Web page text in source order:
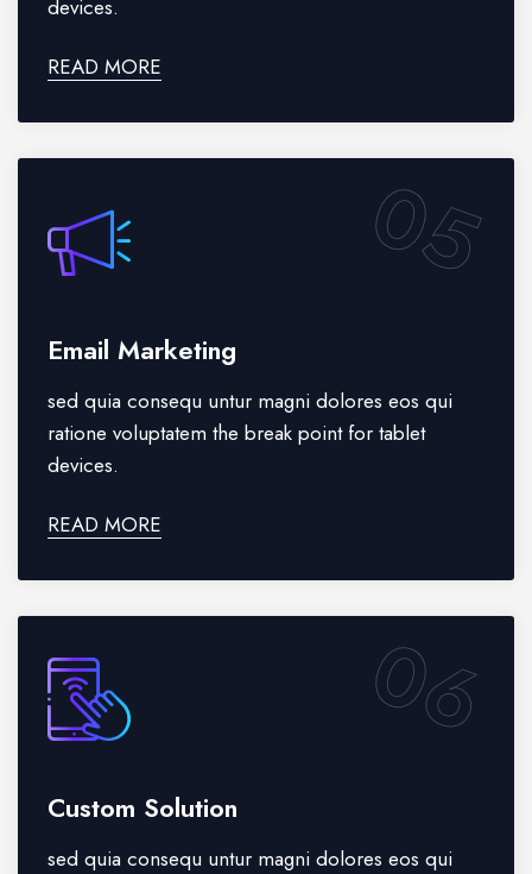
devices.
READ MORE
05
Email Marketing
sed quia consequ untur magni dolores eos qui
ratione voluptatem the break point for tablet
devices.
READ MORE
06
Custom Solution
sed quia consequ untur magni dolores eos qui